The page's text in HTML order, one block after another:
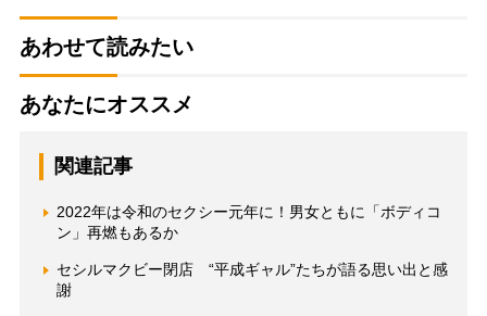
あわせて読みたい
あなたにオススメ
関連記事
2022年は令和のセクシー元年に！男女ともに「ボディコ
ン」再燃もあるか
セシルマクビー閉店 “平成ギャル”たちが語る思い出と感
謝